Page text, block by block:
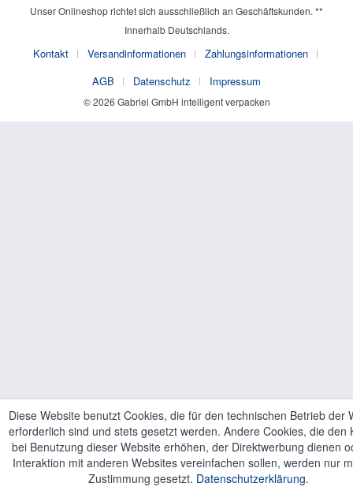
Unser Onlineshop richtet sich ausschließlich an Geschäftskunden. **
Innerhalb Deutschlands.
Kontakt Versandinformationen
Zahlungsinformationen
AGB
Datenschutz Impressum
© 2026 Gabriel GmbH intelligent verpacken
Diese Website benutzt Cookies, die für den technischen Betrieb der
erforderlich sind und stets gesetzt werden. Andere Cookies, die den
bei Benutzung dieser Website erhöhen, der Direktwerbung dienen
Interaktion mit anderen Websites vereinfachen sollen, werden nur
Zustimmung gesetzt. Datenschutzerklärung.